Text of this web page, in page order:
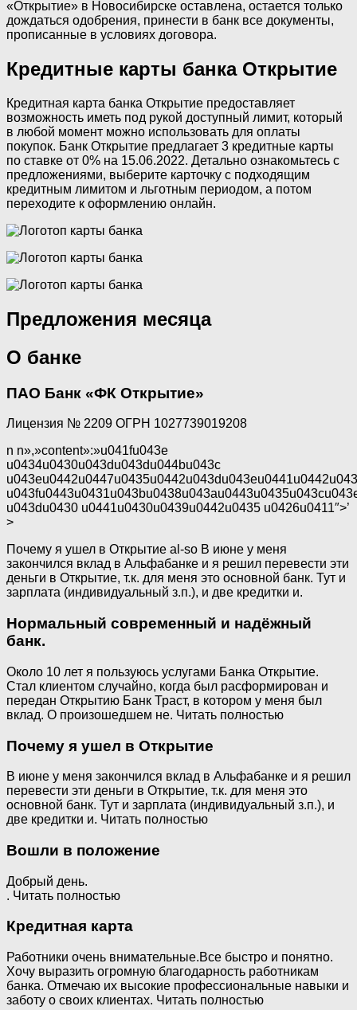
«Открытие» в Новосибирске оставлена, остается только
дождаться одобрения, принести в банк все документы,
прописанные в условиях договора.
Кредитные карты банка Открытие
Кредитная карта банка Открытие предоставляет
возможность иметь под рукой доступный лимит, который
в любой момент можно использовать для оплаты
покупок. Банк Открытие предлагает 3 кредитные карты
по ставке от 0% на 15.06.2022. Детально ознакомьтесь с
предложениями, выберите карточку с подходящим
кредитным лимитом и льготным периодом, а потом
переходите к оформлению онлайн.
Предложения месяца
О банке
ПАО Банк «ФК Открытие»
Лицензия № 2209 ОГРН 1027739019208
n n»,»content»:»u041fu043e
u0434u0430u043du043du044bu043c
u043du0430 u0441u0430u0439u0442u0435 u0426u0411″>’
>
Почему я ушел в Открытие al-so В июне у меня
закончился вклад в Альфабанке и я решил перевести эти
деньги в Открытие, т.к. для меня это основной банк. Тут и
зарплата (индивидуальный з.п.), и две кредитки и.
Нормальный современный и надёжный
банк.
Около 10 лет я пользуюсь услугами Банка Открытие.
Стал клиентом случайно, когда был расформирован и
передан Открытию Банк Траст, в котором у меня был
вклад. О произошедшем не. Читать полностью
Почему я ушел в Открытие
В июне у меня закончился вклад в Альфабанке и я решил
перевести эти деньги в Открытие, т.к. для меня это
основной банк. Тут и зарплата (индивидуальный з.п.), и
две кредитки и. Читать полностью
Вошли в положение
Добрый день.
. Читать полностью
Кредитная карта
Работники очень внимательные.Все быстро и понятно.
Хочу выразить огромную благодарность работникам
банка. Отмечаю их высокие профессиональные навыки и
заботу о своих клиентах. Читать полностью